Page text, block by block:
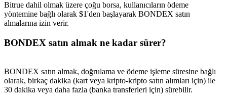
Bitrue dahil olmak üzere çoğu borsa, kullanıcıların ödeme
yöntemine bağlı olarak $1'den başlayarak BONDEX satın
almalarına izin verir.
BONDEX satın almak ne kadar sürer?
BONDEX satın almak, doğrulama ve ödeme işleme süresine bağlı
olarak, birkaç dakika (kart veya kripto-kripto satın alımları için) ile
30 dakika veya daha fazla (banka transferleri için) sürebilir.